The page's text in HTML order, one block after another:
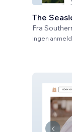
The
Fra
Ingen